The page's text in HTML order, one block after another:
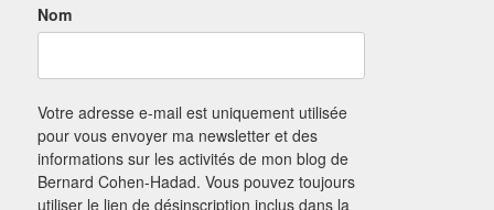
Nom
Votre adresse e-mail est uniquement utilisée
pour vous envoyer ma newsletter et des
informations sur les activités de mon blog de
Bernard Cohen-Hadad. Vous pouvez toujours
utiliser le lien de désinscription inclus dans la